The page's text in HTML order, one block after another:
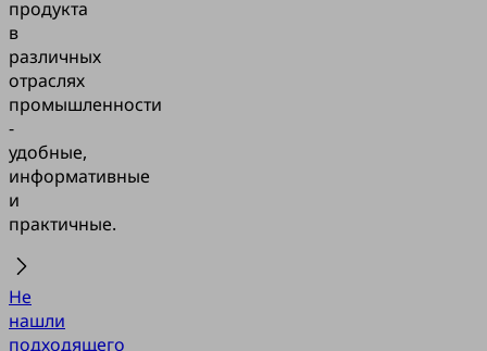
продукта
в
различных
отраслях
промышленности
-
удобные,
информативные
и
практичные.
Не
нашли
подходящего